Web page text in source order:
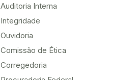
Auditoria Interna
Integridade
Ouvidoria
Comissão de Ética
Corregedoria